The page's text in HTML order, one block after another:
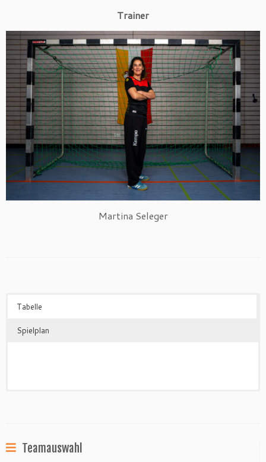
Trainer
Martina Seleger
Tabelle
Spielplan
Teamauswahl